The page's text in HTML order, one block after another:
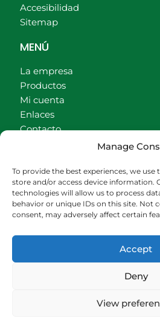
Manage
To provide the best experiences, we
store and/or access device information.
technologies will allow us to process
behavior or unique IDs on this site. Not
consent, may adversely affect certain
Accept
Deny
View
Accesibilidad
Sitemap
MENÚ
La empresa
Productos
Mi cuenta
Enlaces
Contacto
CONTACTO
942540013
696426646
609472979
Fdez. Hontoria 20. Astillero.
De lunes a viernes de 8:30 a